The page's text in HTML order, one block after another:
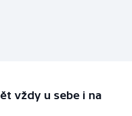
vždy u sebe i na